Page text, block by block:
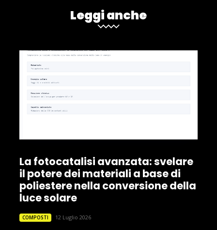
Leggi anche
La fotocatalisi avanzata: svelare
il potere dei materiali a base di
poliestere nella conversione della
luce solare
COMPOSTI 12 Luglio 2026